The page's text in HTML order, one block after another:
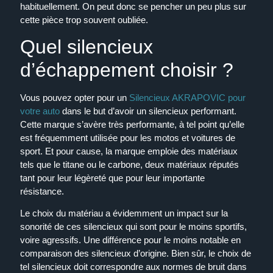
habituellement. On peut donc se pencher un peu plus sur
cette pièce trop souvent oubliée.
Quel silencieux
d’échappement choisir ?
Vous pouvez opter pour un Silencieux AKRAPOVIC pour
votre auto dans le but d’avoir un silencieux performant.
Cette marque s’avère très performante, à tel point qu’elle
est fréquemment utilisée pour les motos et voitures de
sport. Et pour cause, la marque emploie des matériaux
tels que le titane ou le carbone, deux matériaux réputés
tant pour leur légèreté que pour leur importante
résistance.
Le choix du matériau a évidemment un impact sur la
sonorité de ces silencieux qui sont pour le moins sportifs,
voire agressifs. Une différence pour le moins notable en
comparaison des silencieux d’origine. Bien sûr, le choix de
tel silencieux doit correspondre aux normes de bruit dans